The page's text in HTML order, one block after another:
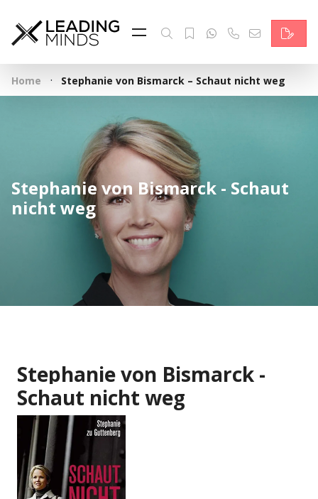
Feed & News
Reading Minds
Themen
Services
Wer wir sind
Kontakt
English
Home · Stephanie von Bismarck – Schaut nicht weg
Stephanie von Bismarck - Schaut
nicht weg
Stephanie von Bismarck -
Schaut nicht weg